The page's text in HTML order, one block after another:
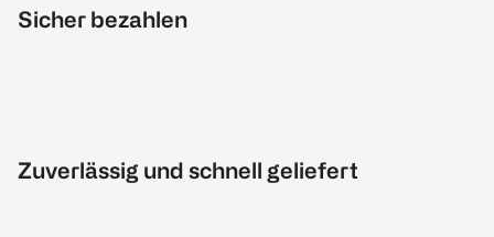
Sicher bezahlen
Zuverlässig und schnell geliefert